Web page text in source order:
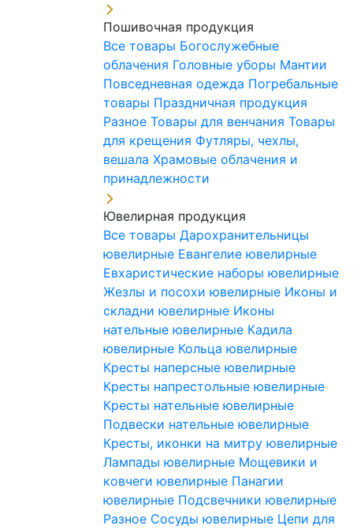
Пошивочная продукция
Все товары Богослужебные
облачения Головные уборы Мантии
Повседневная одежда Погребальные
товары Праздничная продукция
Разное Товары для венчания Товары
для крещения Футляры, чехлы,
вешала Храмовые облачения и
принадлежности
Ювелирная продукция
Все товары Дарохранительницы
ювелирные Евангелие ювелирные
Евхаристические наборы ювелирные
Жезлы и посохи ювелирные Иконы и
складни ювелирные Иконы
нательные ювелирные Кадила
ювелирные Кольца ювелирные
Кресты наперсные ювелирные
Кресты напрестольные ювелирные
Кресты нательные ювелирные
Подвески нательные ювелирные
Кресты, иконки на митру ювелирные
Лампады ювелирные Мощевики и
ковчеги ювелирные Панагии
ювелирные Подсвечники ювелирные
Разное Сосуды ювелирные Цепи для